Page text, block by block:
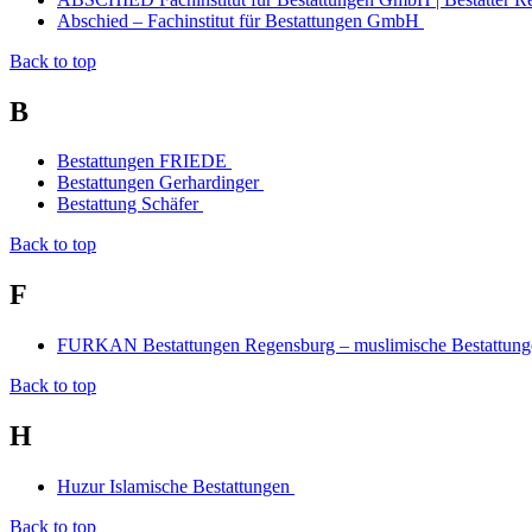
Abschied – Fachinstitut für Bestattungen GmbH
Back to top
B
Bestattungen FRIEDE
Bestattungen Gerhardinger
Bestattung Schäfer
Back to top
F
FURKAN Bestattungen Regensburg – muslimische
Back to top
H
Huzur Islamische Bestattungen
Back to top